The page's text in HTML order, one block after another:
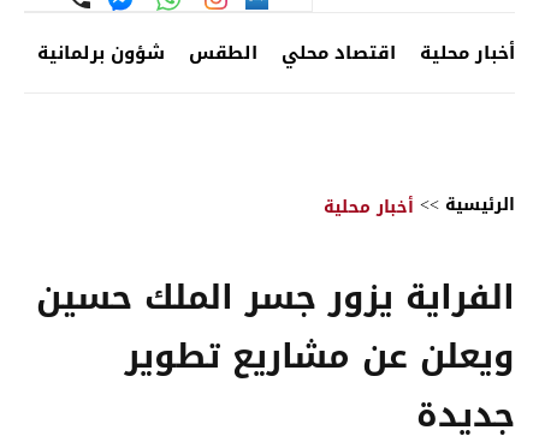
أخبار محلية اقتصاد محلي الطقس شؤون برلمانية
الرئيسية >> أخبار محلية
الفراية يزور جسر الملك حسين
ويعلن عن مشاريع تطوير
جديدة